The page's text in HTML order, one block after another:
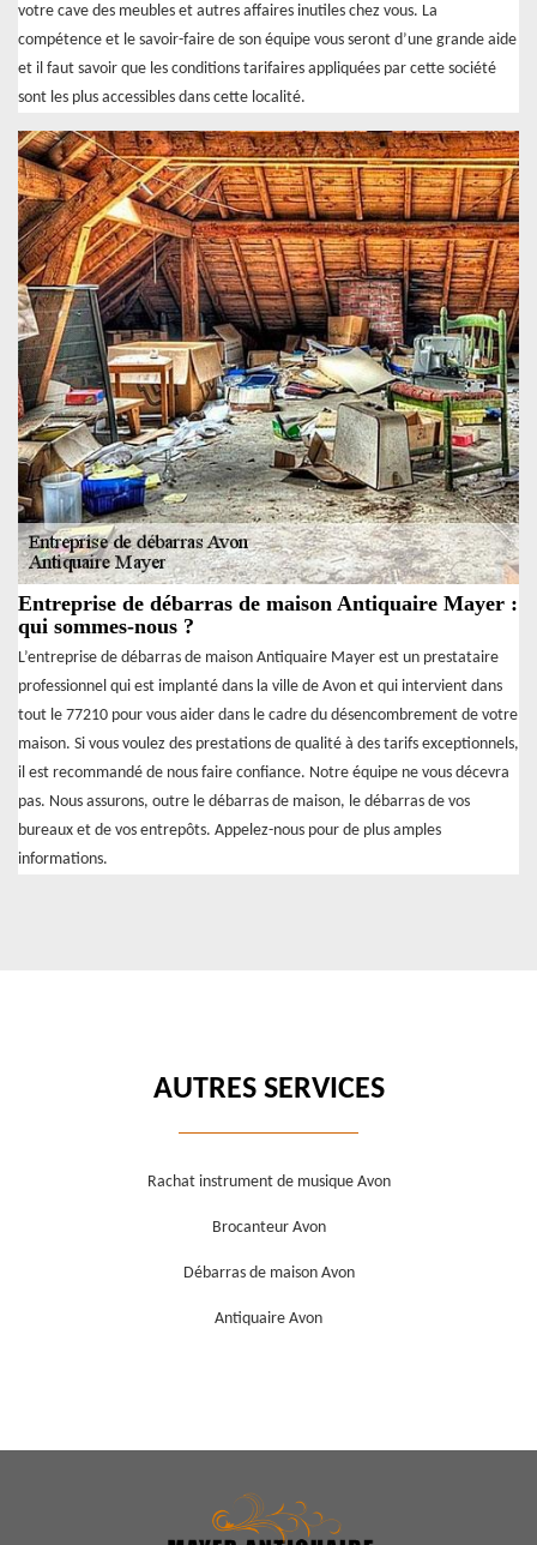
votre cave des meubles et autres affaires inutiles chez vous. La
compétence et le savoir-faire de son équipe vous seront d’une grande aide
et il faut savoir que les conditions tarifaires appliquées par cette société
sont les plus accessibles dans cette localité.
Entreprise de débarras de maison Antiquaire Mayer :
qui sommes-nous ?
L’entreprise de débarras de maison Antiquaire Mayer est un prestataire
professionnel qui est implanté dans la ville de Avon et qui intervient dans
tout le 77210 pour vous aider dans le cadre du désencombrement de votre
maison. Si vous voulez des prestations de qualité à des tarifs exceptionnels,
il est recommandé de nous faire confiance. Notre équipe ne vous décevra
pas. Nous assurons, outre le débarras de maison, le débarras de vos
bureaux et de vos entrepôts. Appelez-nous pour de plus amples
informations.
AUTRES SERVICES
Rachat instrument de musique Avon
Brocanteur Avon
Débarras de maison Avon
Antiquaire Avon